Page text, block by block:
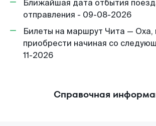
Ближайшая дата отбытия
отправления - 09-08-2026
Билеты на маршрут Чита —
приобрести начиная со
11-2026
Справочная